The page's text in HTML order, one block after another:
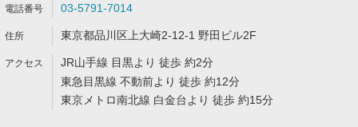
03-5791-7014
東京都品川区上大崎2-12-1 野田ビル2F
JR山手線 目黒より 徒歩 約2分
東急目黒線 不動前より 徒歩 約12分
東京メトロ南北線 白金台より 徒歩 約15分